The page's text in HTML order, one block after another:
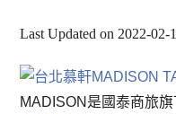
Last Updated on 2022-
MADISON是國泰商旅